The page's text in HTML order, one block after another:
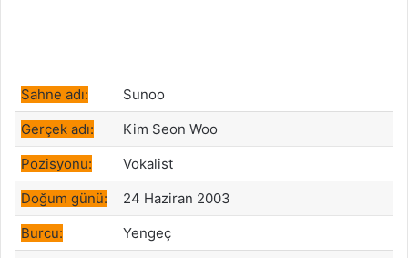
Sahne adı:
Sunoo
Gerçek adı:
Kim Seon Woo
Pozisyonu:
Vokalist
Doğum günü:
24 Haziran 2003
Burcu:
Yengeç